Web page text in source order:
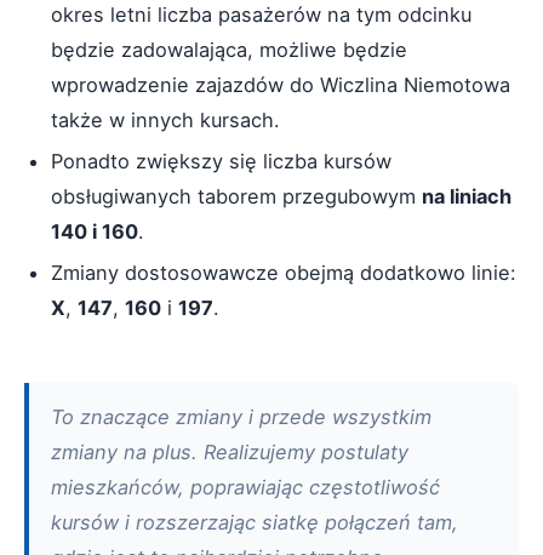
okres letni liczba pasażerów na tym odcinku
będzie zadowalająca, możliwe będzie
wprowadzenie zajazdów do Wiczlina Niemotowa
także w innych kursach.
Ponadto zwiększy się liczba kursów
obsługiwanych taborem przegubowym na liniach
140 i 160.
Zmiany dostosowawcze obejmą dodatkowo linie:
X, 147, 160 i 197.
To znaczące zmiany i przede wszystkim
zmiany na plus. Realizujemy postulaty
mieszkańców, poprawiając częstotliwość
kursów i rozszerzając siatkę połączeń tam,